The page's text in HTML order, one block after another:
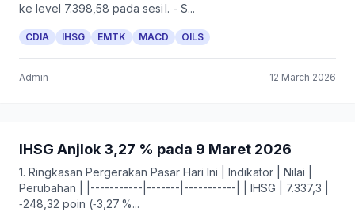
ke level 7.398,58 pada sesi I. - S...
CDIA IHSG EMTK MACD OILS
Admin 12 March 2026
IHSG Anjlok 3,27 % pada 9 Maret 2026
1. Ringkasan Pergerakan Pasar Hari Ini | Indikator | Nilai |
Perubahan | |-----------|-------|-----------| | IHSG | 7.337,3 |
‑248,32 poin (‑3,27 %...